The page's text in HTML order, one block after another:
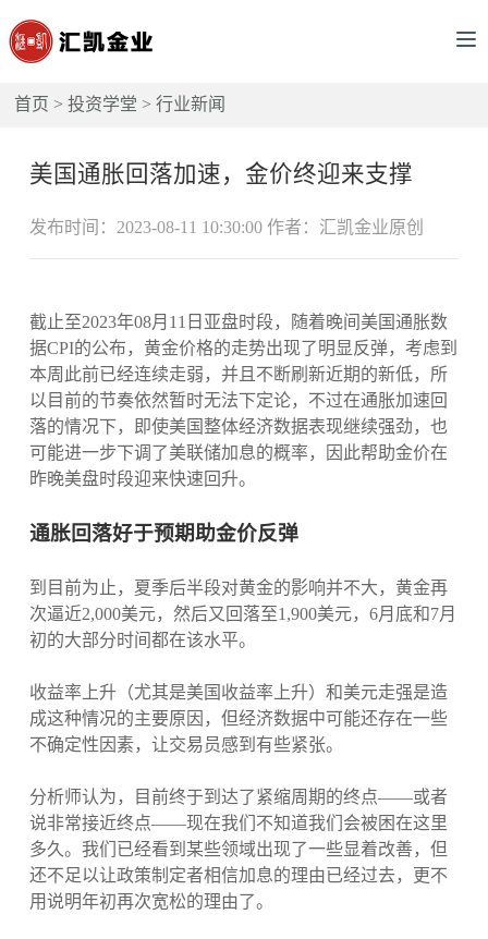
首页 >投资学堂 >行业新闻
美国通胀回落加速，金价终迎来支撑
发布时间：2023-08-11 10:30:00 作者：汇凯金业原创
截止至2023年08月11日亚盘时段，随着晚间美国通胀数
据CPI的公布，黄金价格的走势出现了明显反弹，考虑到
本周此前已经连续走弱，并且不断刷新近期的新低，所
以目前的节奏依然暂时无法下定论，不过在通胀加速回
落的情况下，即使美国整体经济数据表现继续强劲，也
可能进一步下调了美联储加息的概率，因此帮助金价在
昨晚美盘时段迎来快速回升。
通胀回落好于预期助金价反弹
到目前为止，夏季后半段对黄金的影响并不大，黄金再
次逼近2,000美元，然后又回落至1,900美元，6月底和7月
初的大部分时间都在该水平。
收益率上升（尤其是美国收益率上升）和美元走强是造
成这种情况的主要原因，但经济数据中可能还存在一些
不确定性因素，让交易员感到有些紧张。
分析师认为，目前终于到达了紧缩周期的终点——或者
说非常接近终点——现在我们不知道我们会被困在这里
多久。我们已经看到某些领域出现了一些显着改善，但
还不足以让政策制定者相信加息的理由已经过去，更不
用说明年初再次宽松的理由了。